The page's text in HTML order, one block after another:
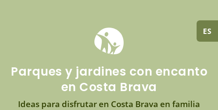
ES
Parques y jardines con encanto
en Costa Brava
Ideas para disfrutar en Costa Brava en familia